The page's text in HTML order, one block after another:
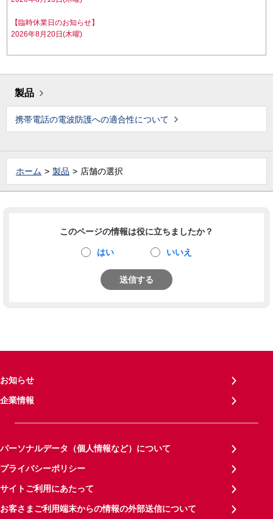
【臨時休業日のお知らせ】
2026年8月20日(木曜)
製品
携帯電話の電波防護への適合性について
ホーム 製品 店舗の選択
このページの情報は役に立ちましたか？
はい いいえ
送信する
お知らせ
企業情報
パーソナルデータ（個人情報など）について
プライバシーポリシー
サイトご利用にあたって
お客さまご利用端末からの情報の外部送信について